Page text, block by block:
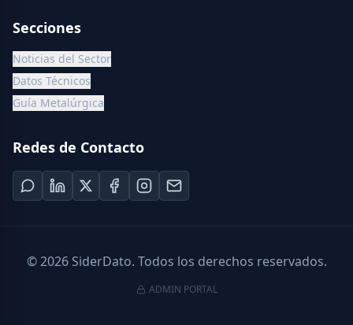
Secciones
Noticias del Sector
Datos Técnicos
Guía Metalúrgica
Redes de Contacto
©2026SiderDato. Todos los derechos reservados.
ADMIN PORTAL